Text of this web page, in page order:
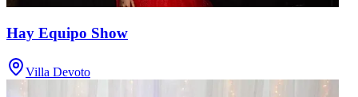
Hay Equipo Show
Villa Devoto